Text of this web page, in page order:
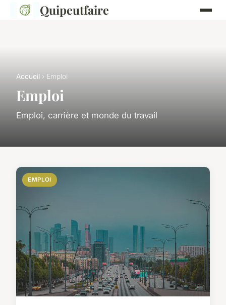
Quipeutfaire
Accueil › Emploi
Emploi
Emploi, carrière et monde du travail
EMPLOI